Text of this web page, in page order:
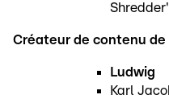
Créateur de contenu de
Ludwig
Karl